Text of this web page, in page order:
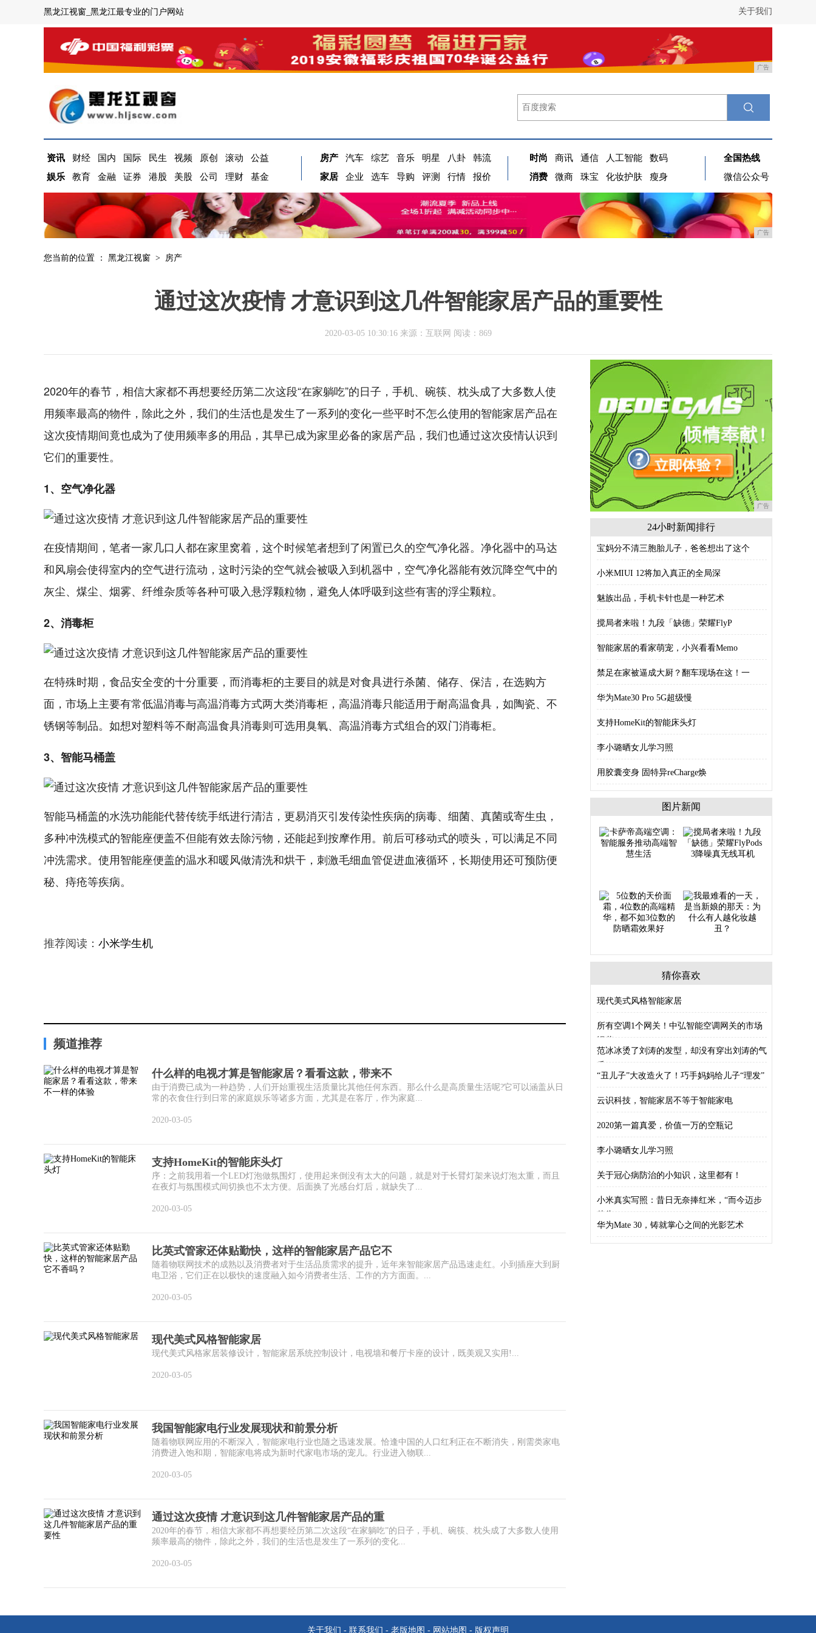
关于我们
黑龙江视窗_黑龙江最专业的门户网站
广告
资讯 财经 国内 国际 民生 视频 原创 滚动
公益
娱乐
教育 金融 证券 港股 美股 公司 理财 基金
房产 汽车 综艺 音乐 明星 八卦
韩流
家居
企业 选车 导购 评测 行情 报价
时尚 商讯 通信 人工智能
数码
消费
微商 珠宝 化妆护肤 瘦身
全国热线
微信公众号
广告
您当前的位置 ： 黑龙江视窗 > 房产
通过这次疫情 才意识到这几件智能家居产品的重要性
2020-03-05 10:30:16 来源：互联网 阅读：869
2020年的春节，相信大家都不再想要经历第二次这段“在家躺吃”的日子，手机、碗筷、枕头成了大多数人使
用频率最高的物件，除此之外，我们的生活也是发生了一系列的变化一些平时不怎么使用的智能家居产品在
这次疫情期间竟也成为了使用频率多的用品，其早已成为家里必备的家居产品，我们也通过这次疫情认识到
它们的重要性。
1、空气净化器
在疫情期间，笔者一家几口人都在家里窝着，这个时候笔者想到了闲置已久的空气净化器。净化器中的马达
和风扇会使得室内的空气进行流动，这时污染的空气就会被吸入到机器中，空气净化器能有效沉降空气中的
灰尘、煤尘、烟雾、纤维杂质等各种可吸入悬浮颗粒物，避免人体呼吸到这些有害的浮尘颗粒。
2、消毒柜
在特殊时期，食品安全变的十分重要，而消毒柜的主要目的就是对食具进行杀菌、储存、保洁，在选购方
面，市场上主要有常低温消毒与高温消毒方式两大类消毒柜，高温消毒只能适用于耐高温食具，如陶瓷、不
锈钢等制品。如想对塑料等不耐高温食具消毒则可选用臭氧、高温消毒方式组合的双门消毒柜。
3、智能马桶盖
智能马桶盖的水洗功能能代替传统手纸进行清洁，更易消灭引发传染性疾病的病毒、细菌、真菌或寄生虫，
多种冲洗模式的智能座便盖不但能有效去除污物，还能起到按摩作用。前后可移动式的喷头，可以满足不同
冲洗需求。使用智能座便盖的温水和暖风做清洗和烘干，刺激毛细血管促进血液循环，长期使用还可预防便
秘、痔疮等疾病。
推荐阅读： 小米学生机
频道推荐
什么样的电视才算是智能家居？看看这款，带来不
由于消费已成为一种趋势，人们开始重视生活质量比其他任何东西。那么什么是高质量生活呢?它可以涵盖从日
常的衣食住行到日常的家庭娱乐等诸多方面，尤其是在客厅，作为家庭...
2020-03-05
支持HomeKit的智能床头灯
序：之前我用着一个LED灯泡做氛围灯，使用起来倒没有太大的问题，就是对于长臂灯架来说灯泡太重，而且
在夜灯与氛围模式间切换也不太方便。后面换了光感台灯后，就缺失了...
2020-03-05
比英式管家还体贴勤快，这样的智能家居产品它不
随着物联网技术的成熟以及消费者对于生活品质需求的提升，近年来智能家居产品迅速走红。小到插座大到厨
电卫浴，它们正在以极快的速度融入如今消费者生活、工作的方方面面。...
2020-03-05
现代美式风格智能家居
现代美式风格家居装修设计，智能家居系统控制设计，电视墙和餐厅卡座的设计，既美观又实用!...
2020-03-05
我国智能家电行业发展现状和前景分析
随着物联网应用的不断深入，智能家电行业也随之迅速发展。恰逢中国的人口红利正在不断消失，刚需类家电
消费进入饱和期，智能家电将成为新时代家电市场的宠儿。行业进入物联...
2020-03-05
通过这次疫情 才意识到这几件智能家居产品的重
2020年的春节，相信大家都不再想要经历第二次这段“在家躺吃”的日子，手机、碗筷、枕头成了大多数人使用
频率最高的物件，除此之外，我们的生活也是发生了一系列的变化...
2020-03-05
广告
24小时新闻排行
宝妈分不清三胞胎儿子，爸爸想出了这个
小米MIUI 12将加入真正的全局深
魅族出品，手机卡针也是一种艺术
搅局者来啦！九段「缺德」荣耀FlyP
智能家居的看家萌宠，小兴看看Memo
禁足在家被逼成大厨？翻车现场在这！一
华为Mate30 Pro 5G超级慢
支持HomeKit的智能床头灯
李小璐晒女儿学习照
用胶囊变身 固特异reCharge焕
图片新闻
猜你喜欢
现代美式风格智能家居
所有空调1个网关！中弘智能空调网关的市场
运营
范冰冰烫了刘涛的发型，却没有穿出刘涛的气
质
“丑儿子”大改造火了！巧手妈妈给儿子“理发”
云识科技，智能家居不等于智能家电
2020第一篇真爱，价值一万的空瓶记
李小璐晒女儿学习照
关于冠心病防治的小知识，这里都有！
小米真实写照：昔日无奈捧红米，“而今迈步
从头
华为Mate 30，铸就掌心之间的光影艺术
关于我们 - 联系我们 - 老版地图 - 网站地图 - 版权声明